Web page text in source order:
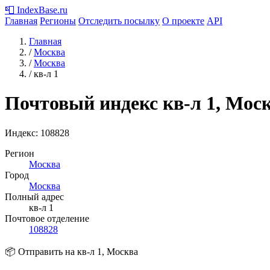
📮 IndexBase.ru
Главная Регионы Отследить посылку О проекте API
Главная
/ Москва
/ Москва
/ кв-л 1
Почтовый индекс кв-л 1,
Индекс: 108828
Регион
Москва
Город
Москва
Полный адрес
кв-л 1
Почтовое отделение
108828
📦 Отправить на кв-л 1, Москва